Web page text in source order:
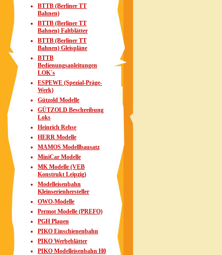
BTTB (Berliner TT
Bahnen)
BTTB (Berliner TT
Bahnen) Faltblätter
BTTB (Berliner TT
Bahnen) Gleispläne
BTTB
Bedienungsanleitungen
LOK´s
ESPEWE (Spezial-Präge-
Werk)
Gützold Modelle
GÜTZOLD Beschreibung
Loks
Heinrich Rehse
HERR Modelle
MAMOS Modellbausatz
MiniCar Modelle
MK Modelle (VEB
Konstrukt Leipzig)
Modelleisenbahn
Kleinserienhersteller
OWO-Modelle
Permot Modelle (PREFO)
PGH Plauen
PIKO Einschienenbahn
PIKO Werbeblätter
PIKO Modelleisenbahn H0